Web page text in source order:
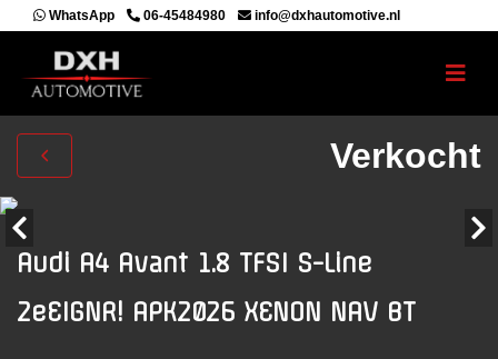
WhatsApp 06-45484980 info@dxhautomotive.nl
Verkocht
Audi A4 Avant 1.8 TFSI S-Line
2eEIGNR! APK2026 XENON NAV BT